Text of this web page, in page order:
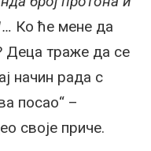
Ко ће мене да
Деца траже да се
начин рада с
посао“ –
своје приче.